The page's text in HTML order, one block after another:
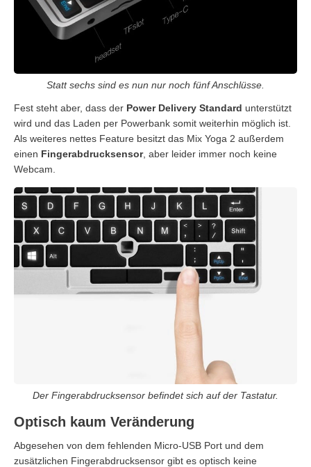
Statt sechs sind es nun nur noch fünf Anschlüsse.
Fest steht aber, dass der Power Delivery Standard unterstützt
wird und das Laden per Powerbank somit weiterhin möglich ist.
Als weiteres nettes Feature besitzt das Mix Yoga 2 außerdem
einen Fingerabdrucksensor, aber leider immer noch keine
Webcam.
Der Fingerabdrucksensor befindet sich auf der Tastatur.
Optisch kaum Veränderung
Abgesehen von dem fehlenden Micro-USB Port und dem
zusätzlichen Fingerabdrucksensor gibt es optisch keine